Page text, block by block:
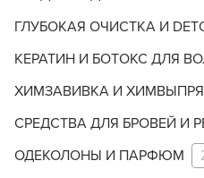
ГЛУБОКАЯ ОЧИСТКА И
КЕРАТИН И БОТОКС ДЛЯ
ХИМЗАВИВКА И
СРЕДСТВА ДЛЯ БРОВЕЙ И
ОДЕКОЛОНЫ И ПАРФЮМ